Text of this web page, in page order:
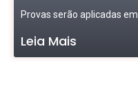
Provas serão aplicadas
Leia Mais